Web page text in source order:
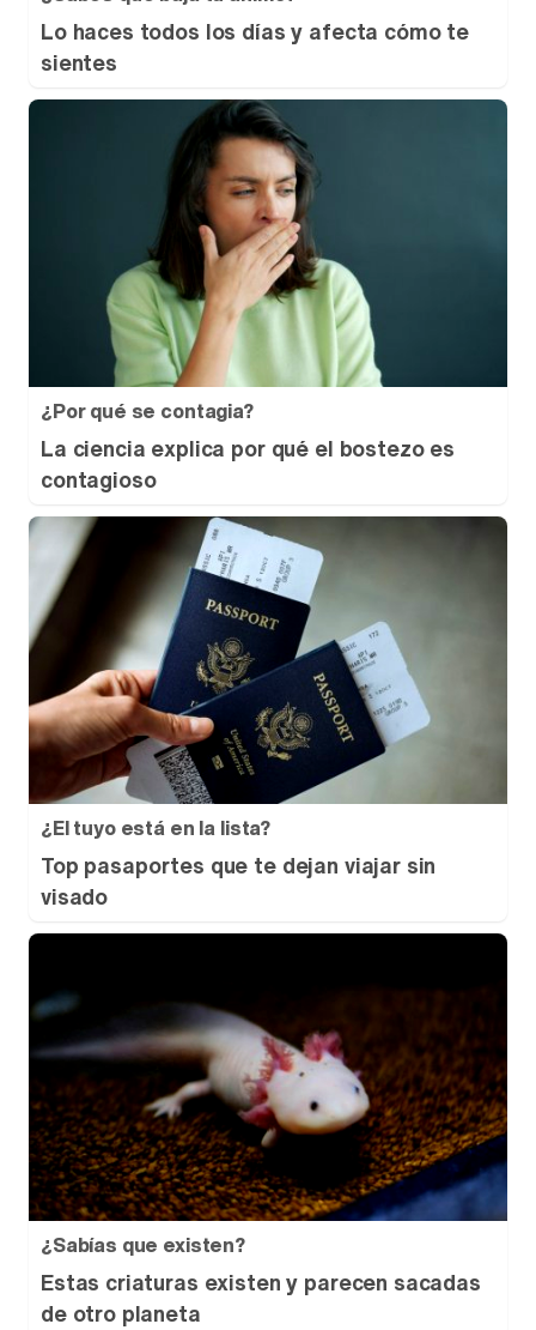
Lo haces todos los días y afecta cómo te
sientes
¿Por qué se contagia?
La ciencia explica por qué el bostezo es
contagioso
¿El tuyo está en la lista?
Top pasaportes que te dejan viajar sin
visado
¿Sabías que existen?
Estas criaturas existen y parecen sacadas
de otro planeta